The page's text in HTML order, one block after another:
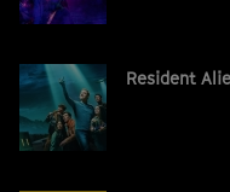
Resident